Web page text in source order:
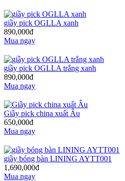
giầy pick OGLLA xanh
890,000đ
Mua ngay
giầy pick OGLLA trắng xanh
890,000đ
Mua ngay
Giầy pick china xuất Âu
650,000đ
Mua ngay
giầy bóng bàn LINING AYTT001
1,690,000đ
Mua ngay